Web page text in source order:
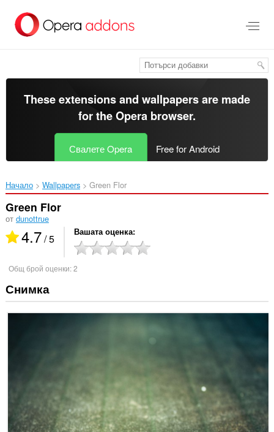
главното
съдържание
These extensions and wallpapers are made
for theOpera browser.
Свалете Opera Free for Android
Начало Wallpapers Green Flor‎
Green Flor
от dunottrue
4.7/ 5 Вашата оценка
Общ брой оценки:2
Снимка